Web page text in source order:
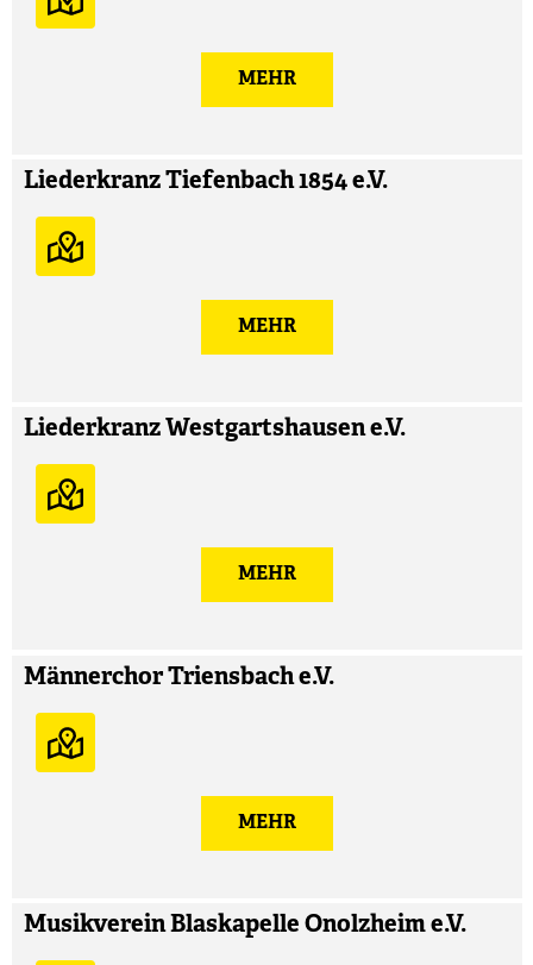
MEHR
Liederkranz Tiefenbach 1854 e.V.
MEHR
Liederkranz Westgartshausen e.V.
MEHR
Männerchor Triensbach e.V.
MEHR
Musikverein Blaskapelle Onolzheim e.V.